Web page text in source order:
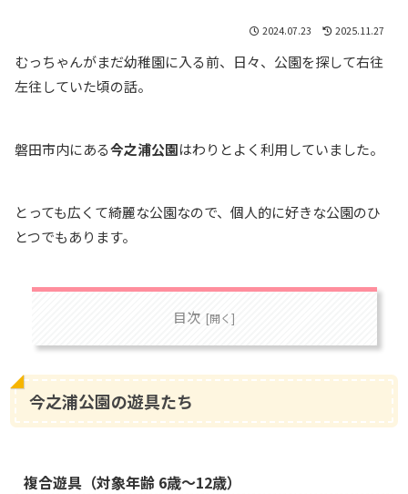
2024.07.23 2025.11.27
むっちゃんがまだ幼稚園に入る前、日々、公園を探して右往
左往していた頃の話。
磐田市内にある今之浦公園はわりとよく利用していました。
とっても広くて綺麗な公園なので、個人的に好きな公園のひ
とつでもあります。
目次
今之浦公園の遊具たち
複合遊具（対象年齢 6歳～12歳）